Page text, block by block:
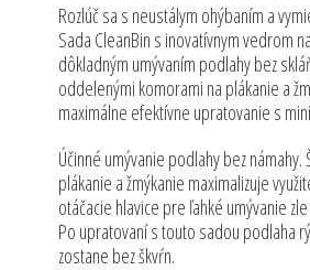
Rozlúč sa s neustálym ohýbaním a
Sada CleanBin s inovatívnym vedrom
dôkladným umývaním podlahy bez
oddelenými komorami na plákanie a
maximálne efektívne upratovanie s
Účinné umývanie podlahy bez
plákanie a žmýkanie maximalizuje
otáčacie hlavice pre ľahké umývanie
Po upratovaní s touto sadou podlaha
zostane bez škvŕn.